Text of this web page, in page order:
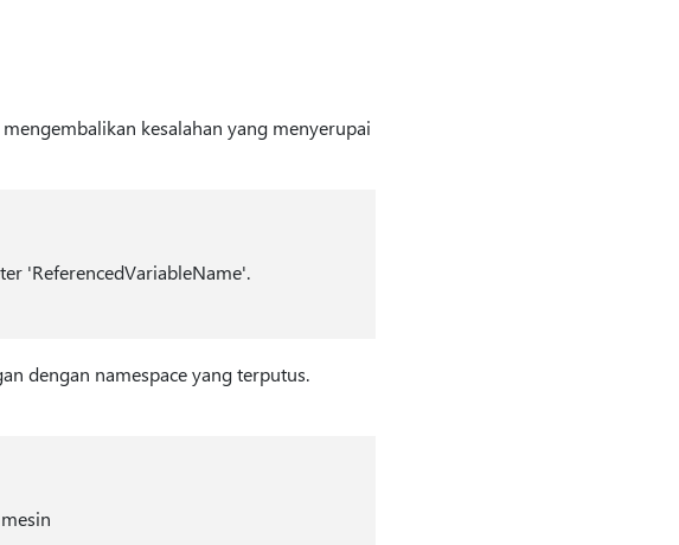
kesalahan yang menyerupai
'ReferencedVariableName'.
dengan namespace yang terputus.